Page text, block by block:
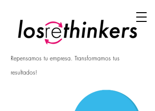
Repensamos tu empresa. Transformamos tus
resultados!